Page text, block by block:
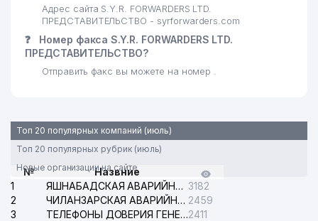
Адрес сайта S.Y.R. FORWARDERS LTD.
ПРЕДСТАВИТЕЛЬСТВО - syrforwarders.com
❓
Номер факса S.Y.R. FORWARDERS LTD.
ПРЕДСТАВИТЕЛЬСТВО?
Отправить факс вы можете на номер .
Топ 20 популярных компаний (июль)
Топ 20 популярных рубрик (июль)
Новые организации на сайте
№
Назвние
1
ЯШНАБАДСКАЯ АВАРИЙНАЯ СЛУЖБА ЭЛЕКТРОСЕТИ 3182
2
ЧИЛАНЗАРСКАЯ АВАРИЙНАЯ СЛУЖБА ЭЛЕКТРОСЕТИ 2459
3
ТЕЛЕФОНЫ ДОВЕРИЯ ГЕНЕРАЛЬНОЙ ПРОКУРАТУРЫ РЕСПУБЛИКИ УЗБЕКИСТАН2411